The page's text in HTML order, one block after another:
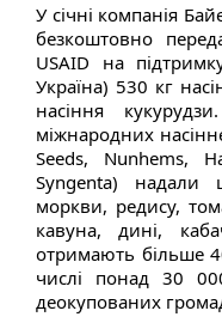
У січні компанія
безкоштовно
USAID на
Україна) 530 кг
насіння
міжнародних
Seeds, Nunhems,
Syngenta) надали
моркви, редису,
кавуна, дині,
отримають більше
числі понад 30
деокупованих